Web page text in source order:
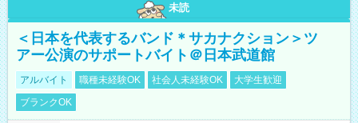
未読
＜日本を代表するバンド＊サカナクション＞ツ
アー公演のサポートバイト＠日本武道館
アルバイト 職種未経験OK 社会人未経験OK
大学生歓迎
ブランクOK